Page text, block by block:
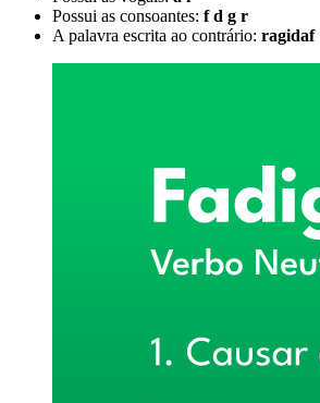
Possui as consoantes: f d g r
A palavra escrita ao contrário: ragidaf